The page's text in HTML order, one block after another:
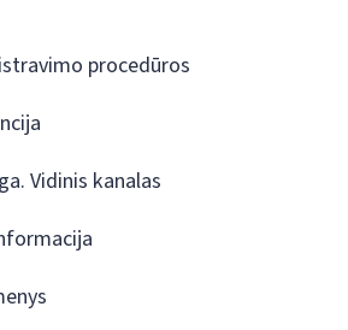
procedūros
Vidinis kanalas